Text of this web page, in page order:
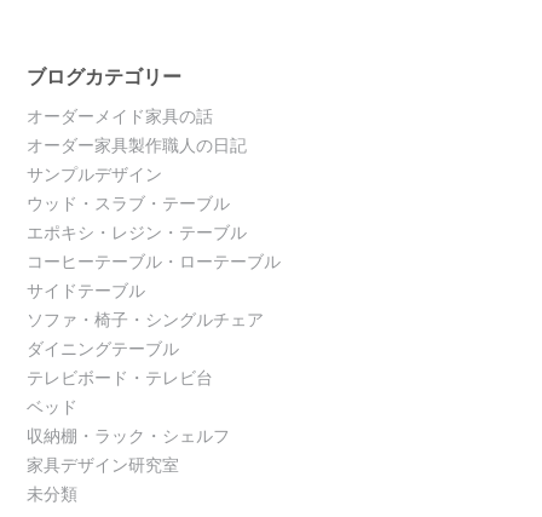
ブログカテゴリー
オーダーメイド家具の話
オーダー家具製作職人の日記
サンプルデザイン
ウッド・スラブ・テーブル
エポキシ・レジン・テーブル
コーヒーテーブル・ローテーブル
サイドテーブル
ソファ・椅子・シングルチェア
ダイニングテーブル
テレビボード・テレビ台
ベッド
収納棚・ラック・シェルフ
家具デザイン研究室
未分類